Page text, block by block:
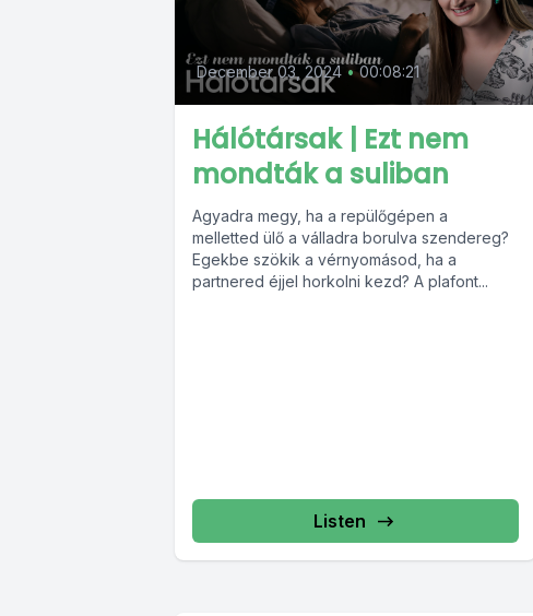
December 03, 2024 • 00:08:21
Hálótársak | Ezt nem
mondták a suliban
Agyadra megy, ha a repülőgépen a
melletted ülő a válladra borulva szendereg?
Egekbe szökik a vérnyomásod, ha a
partnered éjjel horkolni kezd? A plafont...
Listen